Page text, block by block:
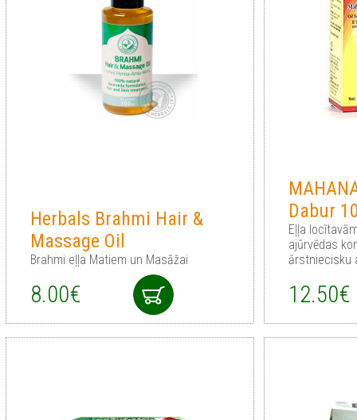
Herbals Brahmi Hair &
Massage Oil
Brahmi eļļa Matiem un Masāžai
8.00€
Dabur
Eļļa
ajūrvēdas
ārstniecisku
12.50€